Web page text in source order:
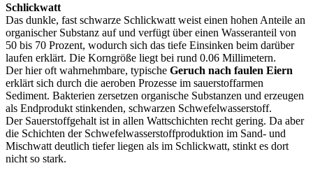
Schlickwatt
Das dunkle, fast schwarze Schlickwatt weist einen hohen Anteile an
organischer Substanz auf und verfügt über einen Wasseranteil von
50 bis 70 Prozent, wodurch sich das tiefe Einsinken beim darüber
laufen erklärt. Die Korngröße liegt bei rund 0.06 Millimetern.
Der hier oft wahrnehmbare, typische Geruch nach faulen Eiern
erklärt sich durch die aeroben Prozesse im sauerstoffarmen
Sediment. Bakterien zersetzen organische Substanzen und erzeugen
als Endprodukt stinkenden, schwarzen Schwefelwasserstoff.
Der Sauerstoffgehalt ist in allen Wattschichten recht gering. Da aber
die Schichten der Schwefelwasserstoffproduktion im Sand- und
Mischwatt deutlich tiefer liegen als im Schlickwatt, stinkt es dort
nicht so stark.